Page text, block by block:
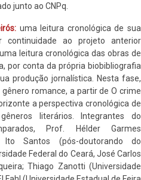
junto ao CNPq.
uma leitura cronológica de sua
ao projeto anterior
leitura cronológica das obras de
por conta da própria biobibliografia
produção jornalística. Nesta fase,
romance, a partir de O crime
a perspectiva cronológica de
literários. Integrantes do
Prof. Hélder Garmes
Ito Santos (pós-doutorando do
Federal do Ceará, José Carlos
Thiago Zanotti (Universidade